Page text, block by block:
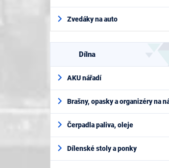
Zvedáky na auto
Dílna
AKU nářadí
Brašny, opasky a organizéry na
Čerpadla paliva, oleje
Dílenské stoly a ponky